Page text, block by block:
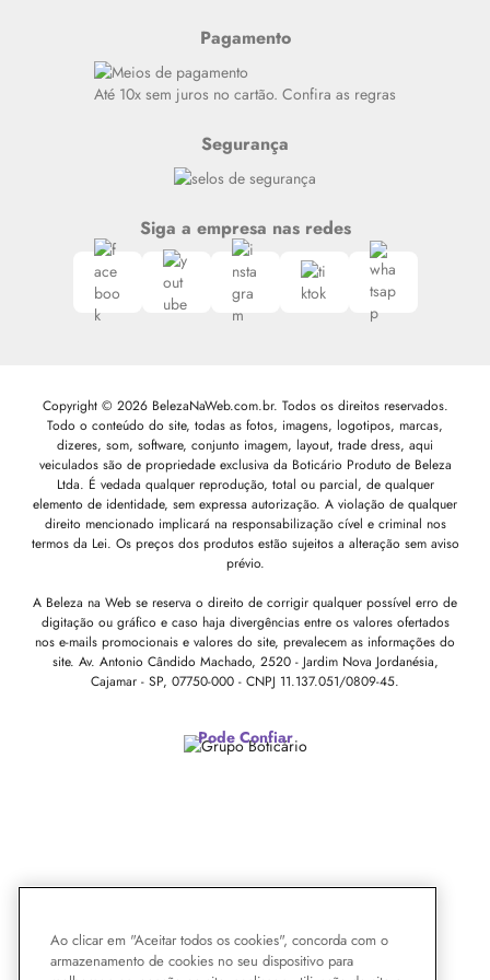
Siga nosso canal no Whatsapp
Pagamento
Até 10x sem juros no cartão. Confira as regras
Segurança
Siga a empresa nas redes
Copyright © 2026 BelezaNaWeb.com.br. Todos os direitos reservados.
Todo o conteúdo do site, todas as fotos, imagens, logotipos, marcas,
dizeres, som, software, conjunto imagem, layout, trade dress, aqui
veiculados são de propriedade exclusiva da Boticário Produto de Beleza
Ltda. É vedada qualquer reprodução, total ou parcial, de qualquer
elemento de identidade, sem expressa autorização. A violação de qualquer
direito mencionado implicará na responsabilização cível e criminal nos
termos da Lei. Os preços dos produtos estão sujeitos a alteração sem aviso
prévio.
A Beleza na Web se reserva o direito de corrigir qualquer possível erro de
digitação ou gráfico e caso haja divergências entre os valores ofertados
nos e-mails promocionais e valores do site, prevalecem as informações do
site. Av. Antonio Cândido Machado, 2520 - Jardim Nova Jordanésia,
Cajamar - SP, 07750-000 - CNPJ 11.137.051/0809-45.
Pode Confiar
Ao clicar em "Aceitar todos os cookies", concorda com o
armazenamento de cookies no seu dispositivo para